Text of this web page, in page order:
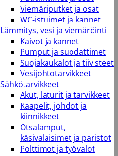
Viemäriputket ja osat
WC-istuimet ja kannet
Lämmitys, vesi ja viemäröinti
Kaivot ja kannet
Pumput ja suodattimet
Suojakaukalot ja tiivisteet
Vesijohtotarvikkeet
Sähkötarvikkeet
Akut, laturit ja tarvikkeet
Kaapelit, johdot ja
kiinnikkeet
Otsalamput,
käsivalaisimet ja paristot
Polttimot ja työvalot